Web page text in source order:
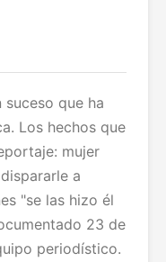
que ha
Los hechos que
mujer
a
"se las hizo él
23 de
periodístico.